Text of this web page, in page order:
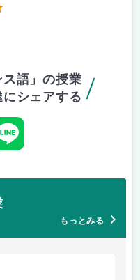
語」の授業
シェアする
もっとみる